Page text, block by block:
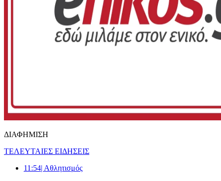
ΔΙΑΦΗΜΙΣΗ
ΤΕΛΕΥΤΑΙΕΣ ΕΙΔΗΣΕΙΣ
11:54| Αθλητισμός